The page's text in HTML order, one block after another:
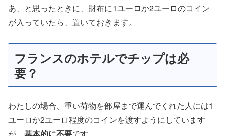
あ、と思ったときに、財布に1ユーロか2ユーロのコイン
が入っていたら、置いておきます。
フランスのホテルでチップは必
要？
わたしの場合、重い荷物を部屋まで運んでくれた人には1
ユーロか2ユーロ程度のコインを渡すようにしています
が、 基本的に不要です。